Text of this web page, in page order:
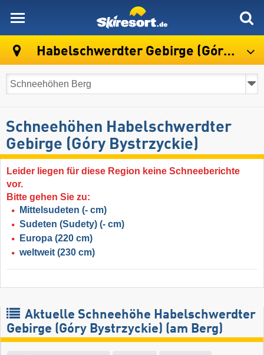
Habelschwerdter Gebirge (Góry Bystrzyckie)
Schneehöhen Habelschwerdter
Gebirge (Góry Bystrzyckie)
Leider liegen für diese Region keine Schneeberichte
vor.
Bitte gehen Sie zu:
Mittelsudeten (- cm)
Sudeten (Sudety) (- cm)
Europa (220 cm)
weltweit (230 cm)
Aktuelle Schneehöhe Habelschwerdter
Gebirge (Góry Bystrzyckie) (am Berg)